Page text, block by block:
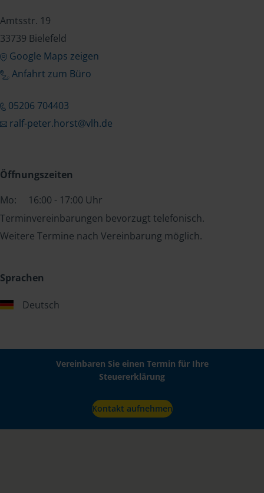
Amtsstr. 19
33739 Bielefeld
Google Maps zeigen
Anfahrt zum Büro
05206 704403
ralf-peter.horst@vlh.de
Öffnungszeiten
Mo:
16:00 - 17:00 Uhr
Terminvereinbarungen bevorzugt telefonisch.
Weitere Termine nach Vereinbarung möglich.
Sprachen
Deutsch
Vereinbaren Sie einen Termin für Ihre
Steuererklärung
Kontakt aufnehmen